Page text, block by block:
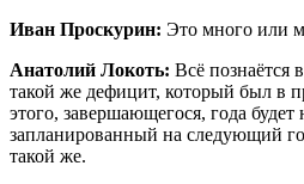
Иван Проскурин: Это много или
Анатолий Локоть: Всё познаётся
такой же дефицит, который был в
этого, завершающегося, года
запланированный на следующий
такой же.